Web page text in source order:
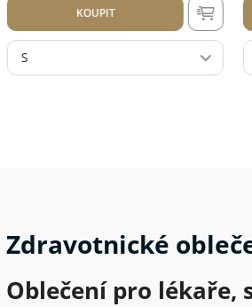
KOUPIT
Zdravotnické
Oblečení pro lékaře,